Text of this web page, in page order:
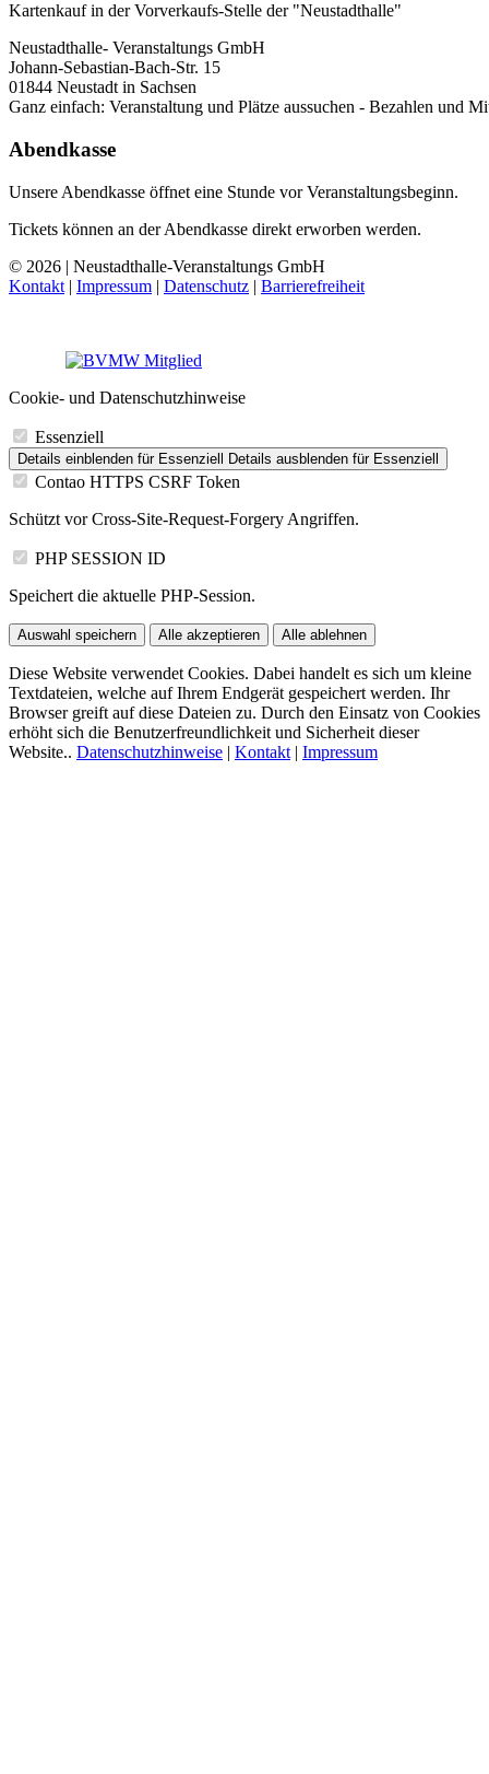
Kartenkauf in der Vorverkaufs-Stelle der "Neustadthalle"
Neustadthalle- Veranstaltungs GmbH
Johann-Sebastian-Bach-Str. 15
01844 Neustadt in Sachsen
Ganz einfach: Veranstaltung und Plätze aussuchen - Bezahlen und
Abendkasse
Unsere Abendkasse öffnet eine Stunde vor Veranstaltungsbeginn.
Tickets können an der Abendkasse direkt erworben werden.
© 2026 | Neustadthalle-Veranstaltungs GmbH
Kontakt | Impressum | Datenschutz | Barrierefreiheit
Cookie- und Datenschutzhinweise
Essenziell
Details einblenden für Essenziell Details ausblenden für Essenziell
Contao HTTPS CSRF Token
Schützt vor Cross-Site-Request-Forgery Angriffen.
PHP SESSION ID
Speichert die aktuelle PHP-Session.
Auswahl speichern Alle akzeptieren Alle ablehnen
Diese Website verwendet Cookies. Dabei handelt es sich um kleine
Textdateien, welche auf Ihrem Endgerät gespeichert werden. Ihr
Browser greift auf diese Dateien zu. Durch den Einsatz von Cookies
erhöht sich die Benutzerfreundlichkeit und Sicherheit dieser
Website.. Datenschutzhinweise | Kontakt | Impressum